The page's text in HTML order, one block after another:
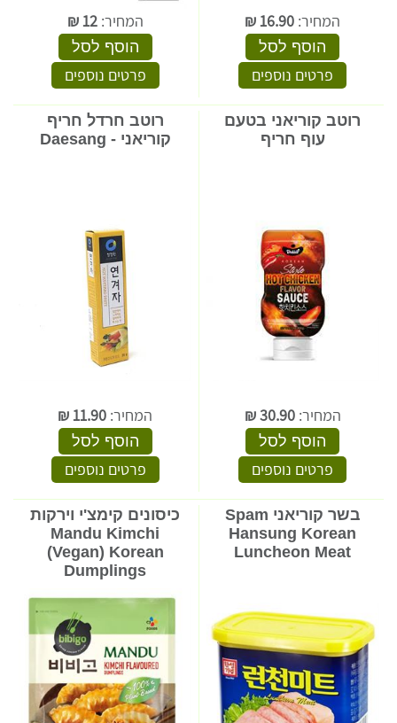
המחיר: 16.90
₪
הוסף לסל
פרטים נוספים
המחיר:12
₪
הוסף לסל
פרטים נוספים
רוטב קוריאני בטעם
עוף חריף
המחיר:30.90
₪
הוסף לסל
פרטים נוספים
רוטב חרדל חריף
קוריאני - Daesang
המחיר: 11.90
₪
הוסף לסל
פרטים נוספים
בשר קוריאני Spam
Hansung Korean
Luncheon Meat
כיסונים קימצ'י וירקות
Mandu Kimchi
(Vegan) Korean
Dumplings